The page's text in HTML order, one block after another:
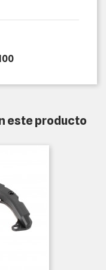
este producto